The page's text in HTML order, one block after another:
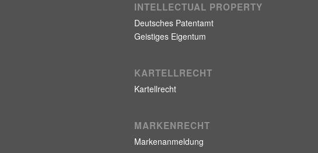
INTELLECTUAL PROPERTY
Deutsches Patentamt
Geistiges Eigentum
KARTELLRECHT
Kartellrecht
MARKENRECHT
Markenanmeldung